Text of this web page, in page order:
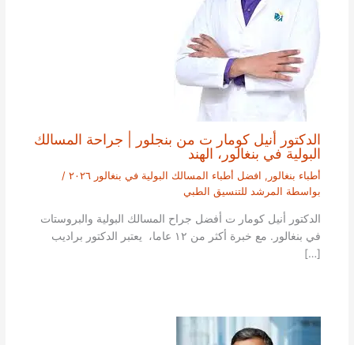
الدكتور أنيل كومار ت من بنجلور | جراحة المسالك
البولية في بنغالور، الهند
أطباء بنغالور , افضل أطباء المسالك البولية في بنغالور ٢٠٢٦
/
بواسطة المرشد للتنسيق الطبي
الدكتور أنيل كومار ت أفضل جراح المسالك البولية والبروستات
في بنغالور. مع خبرة أكثر من ١٢ عاما، يعتبر الدكتور براديب
[…]